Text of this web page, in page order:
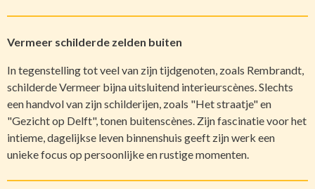
Vermeer schilderde zelden buiten
In tegenstelling tot veel van zijn tijdgenoten, zoals Rembrandt,
schilderde Vermeer bijna uitsluitend interieurscènes. Slechts
een handvol van zijn schilderijen, zoals "Het straatje" en
"Gezicht op Delft", tonen buitenscènes. Zijn fascinatie voor het
intieme, dagelijkse leven binnenshuis geeft zijn werk een
unieke focus op persoonlijke en rustige momenten.